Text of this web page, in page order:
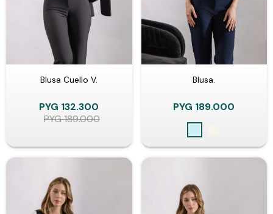
Blusa Cuello V.
PYG 132.300
PYG189.000
Blusa.
PYG 189.000